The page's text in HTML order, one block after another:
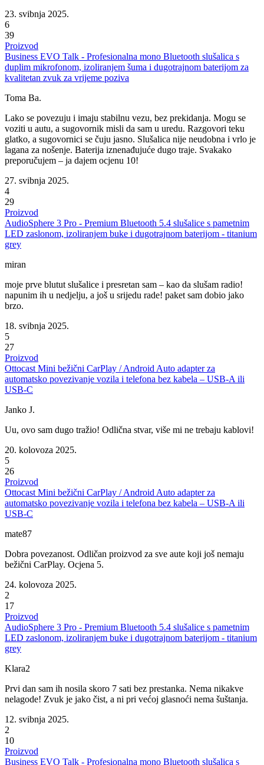
23. svibnja 2025.
6
39
Proizvod
Business EVO Talk - Profesionalna mono Bluetooth slušalica s
duplim mikrofonom, izoliranjem šuma i dugotrajnom baterijom za
kvalitetan zvuk za vrijeme poziva
Toma Ba.
Lako se povezuju i imaju stabilnu vezu, bez prekidanja. Mogu se
voziti u autu, a sugovornik misli da sam u uredu. Razgovori teku
glatko, a sugovornici se čuju jasno. Slušalica nije neudobna i vrlo je
lagana za nošenje. Baterija iznenađujuće dugo traje. Svakako
preporučujem – ja dajem ocjenu 10!
27. svibnja 2025.
4
29
Proizvod
AudioSphere 3 Pro - Premium Bluetooth 5.4 slušalice s pametnim
LED zaslonom, izoliranjem buke i dugotrajnom baterijom - titanium
grey
miran
moje prve blutut slušalice i presretan sam – kao da slušam radio!
napunim ih u nedjelju, a još u srijedu rade! paket sam dobio jako
brzo.
18. svibnja 2025.
5
27
Proizvod
Ottocast Mini bežični CarPlay / Android Auto adapter za
automatsko povezivanje vozila i telefona bez kabela – USB-A ili
USB-C
Janko J.
Uu, ovo sam dugo tražio! Odlična stvar, više mi ne trebaju kablovi!
20. kolovoza 2025.
5
26
Proizvod
Ottocast Mini bežični CarPlay / Android Auto adapter za
automatsko povezivanje vozila i telefona bez kabela – USB-A ili
USB-C
mate87
Dobra povezanost. Odličan proizvod za sve aute koji još nemaju
bežični CarPlay. Ocjena 5.
24. kolovoza 2025.
2
17
Proizvod
AudioSphere 3 Pro - Premium Bluetooth 5.4 slušalice s pametnim
LED zaslonom, izoliranjem buke i dugotrajnom baterijom - titanium
grey
Klara2
Prvi dan sam ih nosila skoro 7 sati bez prestanka. Nema nikakve
nelagode! Zvuk je jako čist, a ni pri većoj glasnoći nema šuštanja.
12. svibnja 2025.
2
10
Proizvod
Business EVO Talk - Profesionalna mono Bluetooth slušalica s